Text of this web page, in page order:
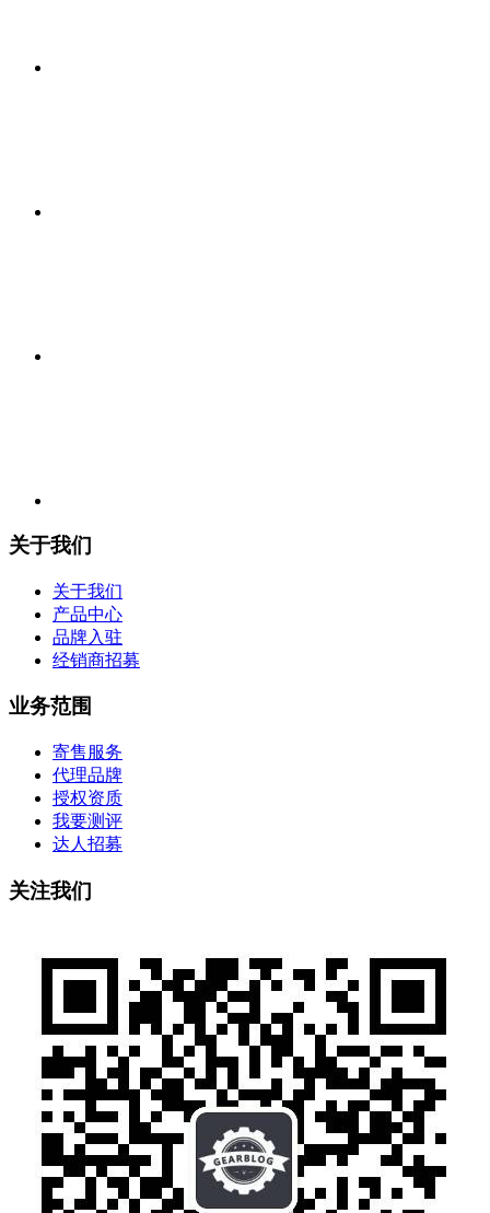
关于我们
关于我们
产品中心
品牌入驻
经销商招募
业务范围
寄售服务
代理品牌
授权资质
我要测评
达人招募
关注我们